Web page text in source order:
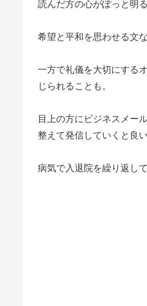
読んだ方の心がぽっと明
希望と平和を思わせる文
一方で礼儀を大切にする
じられることも。
目上の方にビジネスメー
整えて発信していくと良
病気で入退院を繰り返し